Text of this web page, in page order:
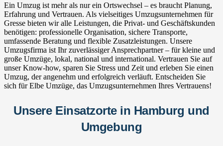
Ein Umzug ist mehr als nur ein Ortswechsel – es braucht Planung,
Erfahrung und Vertrauen. Als vielseitiges Umzugsunternehmen für
Gresse bieten wir alle Leistungen, die Privat- und Geschäftskunden
benötigen: professionelle Organisation, sichere Transporte,
umfassende Beratung und flexible Zusatzleistungen. Unsere
Umzugsfirma ist Ihr zuverlässiger Ansprechpartner – für kleine und
große Umzüge, lokal, national und international. Vertrauen Sie auf
unser Know-how, sparen Sie Stress und Zeit und erleben Sie einen
Umzug, der angenehm und erfolgreich verläuft. Entscheiden Sie
sich für Elbe Umzüge, das Umzugsunternehmen Ihres Vertrauens!
Unsere Einsatzorte in Hamburg und
Umgebung